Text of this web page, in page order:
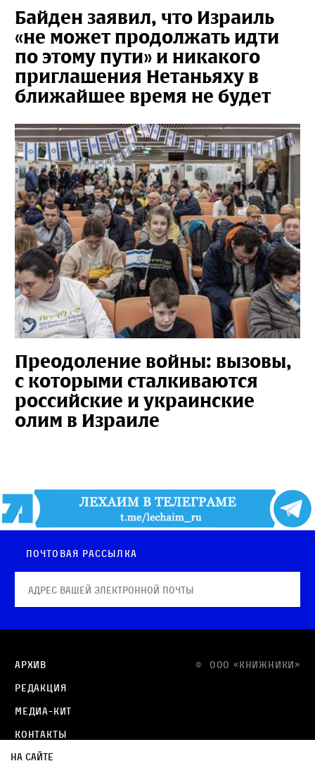
Байден заявил, что Израиль
«не может продолжать идти
по этому пути» и никакого
приглашения Нетаньяху в
ближайшее время не будет
Преодоление войны: вызовы,
с которыми сталкиваются
российские и украинские
олим в Израиле
Почтовая рассылка
© OOO «КНИЖНИКИ»
Архив
Редакция
Медиа-кит
Контакты
Политика в отношении обработки персональных
На сайте